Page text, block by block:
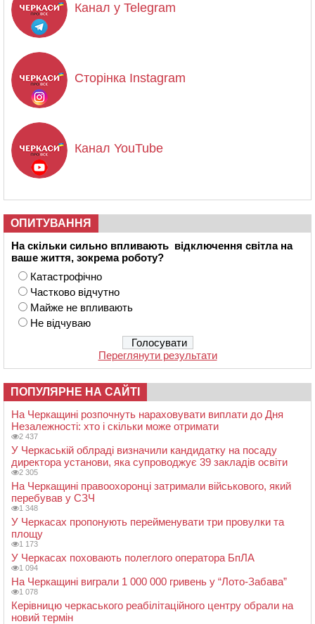
Канал у Telegram
Сторінка Instagram
Канал YouTube
ОПИТУВАННЯ
На скільки сильно впливають відключення світла на
ваше життя, зокрема роботу?
Катастрофічно
Частково відчутно
Майже не впливають
Не відчуваю
Переглянути результати
ПОПУЛЯРНЕ НА САЙТІ
На Черкащині розпочнуть нараховувати виплати до Дня
Незалежності: хто і скільки може отримати
2 437
У Черкаській облраді визначили кандидатку на посаду
директора установи, яка супроводжує 39 закладів освіти
2 305
На Черкащині правоохоронці затримали військового, який
перебував у СЗЧ
1 348
У Черкасах пропонують перейменувати три провулки та
площу
1 173
У Черкасах поховають полеглого оператора БпЛА
1 094
На Черкащині виграли 1 000 000 гривень у “Лото-Забава”
1 078
Керівницю черкаського реабілітаційного центру обрали на
новий термін